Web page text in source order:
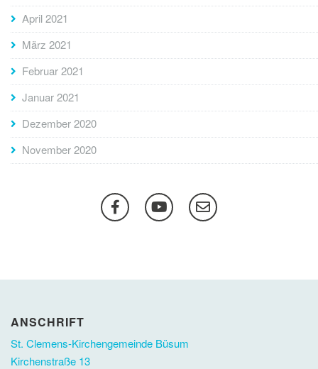
April 2021
März 2021
Februar 2021
Januar 2021
Dezember 2020
November 2020
ANSCHRIFT
St. Clemens-Kirchengemeinde Büsum
Kirchenstraße 13